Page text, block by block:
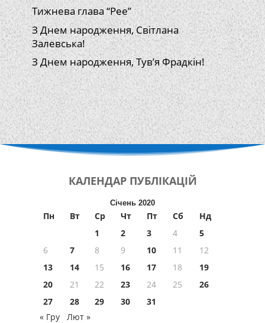
Тижнева глава “Рее”
З Днем народження, Світлана
Залевська!
З Днем народження, Тув’я Фрадкін!
КАЛЕНДАР ПУБЛІКАЦІЙ
Січень 2020
Пн Вт Ср Чт Пт Сб
Нд
1
2 3 4
5
6
7 8 9 10 11
12
13
14 15 16 17 18
19
20
21 22 23 24 25
26
27
28 29 30
31
« Гру
Лют »